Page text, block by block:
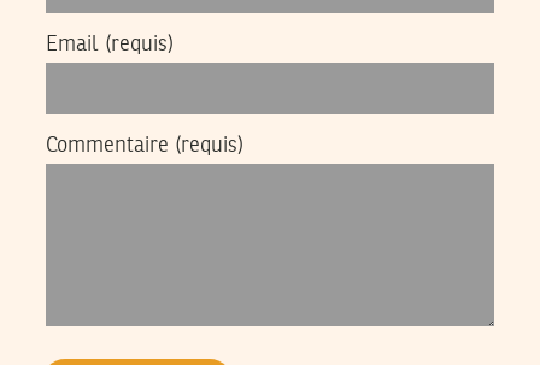
Email (requis)
Commentaire (requis)